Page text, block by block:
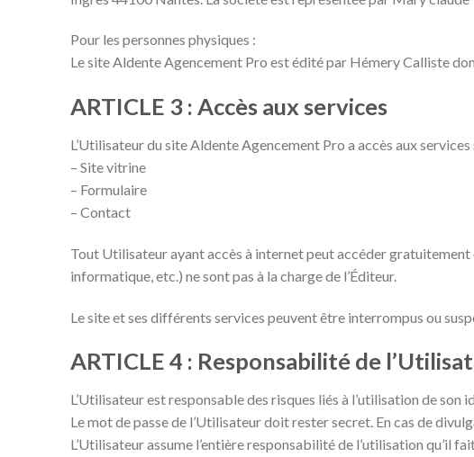
Pour les personnes physiques :
Le site Aldente Agencement Pro est édité par Hémery Calliste
ARTICLE 3 : Accès aux services
L’Utilisateur du site Aldente Agencement Pro a accès aux services
– Site vitrine
– Formulaire
– Contact
Tout Utilisateur ayant accès à internet peut accéder
informatique, etc.) ne sont pas à la charge de l’Éditeur.
Le site et ses différents services peuvent être interrompus ou
ARTICLE 4 : Responsabilité de
L’Utilisateur est responsable des risques liés à l’utilisation de
Le mot de passe de l’Utilisateur doit rester secret. En cas de
L’Utilisateur assume l’entière responsabilité de l’utilisation qu’il